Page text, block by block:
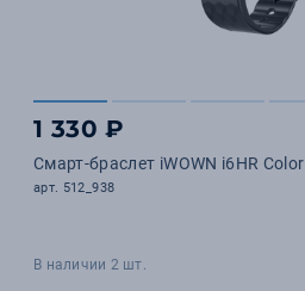
1 330 ₽
Смарт-браслет iWOWN i6HR Color
арт. 512_938
В наличии 2 шт.